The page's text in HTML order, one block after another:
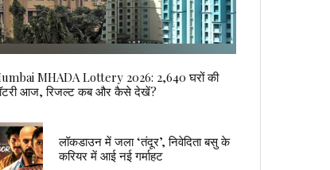
MHADA Lottery 2026: 2,640 घरों की
आज, रिजल्ट कब और कैसे देखें?
लॉकडाउन में जला ‘तंदूर’, निवेदिता बसु के
करियर में आई नई गर्माहट